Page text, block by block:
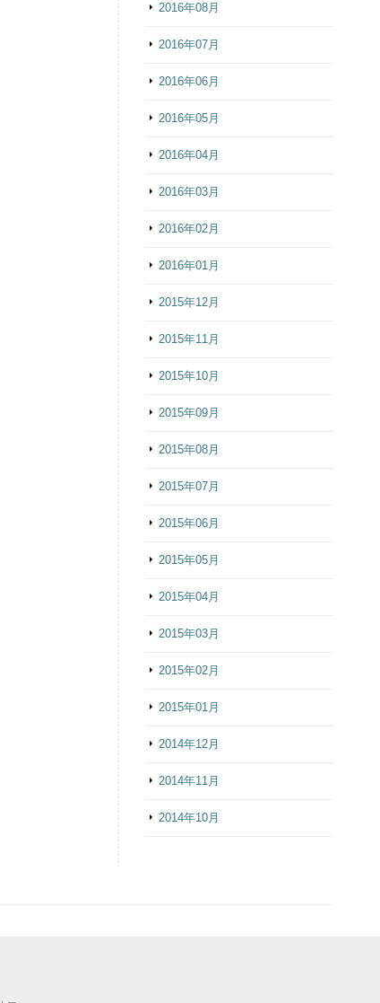
2016年08月
2016年07月
2016年06月
2016年05月
2016年04月
2016年03月
2016年02月
2016年01月
2015年12月
2015年11月
2015年10月
2015年09月
2015年08月
2015年07月
2015年06月
2015年05月
2015年04月
2015年03月
2015年02月
2015年01月
2014年12月
2014年11月
2014年10月